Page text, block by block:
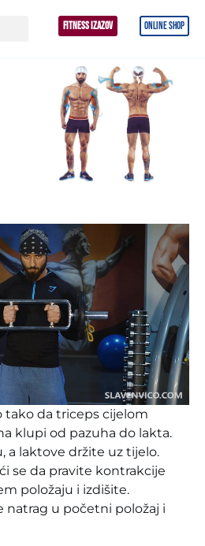
FITNESS IZAZOV ONLINE SHOP
tako da triceps cijelom
klupi od pazuha do lakta.
a laktove držite uz tijelo.
se da pravite kontrakcije
položaju i izdišite.
natrag u početni položaj i